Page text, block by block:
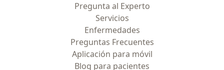
Pregunta al Experto
Servicios
Enfermedades
Preguntas Frecuentes
Aplicación para móvil
Blog para pacientes